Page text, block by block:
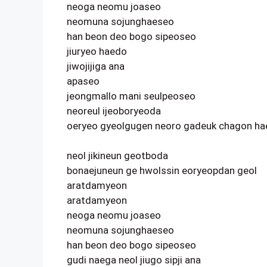
neoga neomu joaseo
neomuna sojunghaeseo
han beon deo bogo sipeoseo
jiuryeo haedo
jiwojijiga ana
apaseo
jeongmallo mani seulpeoseo
neoreul ijeoboryeoda
oeryeo gyeolgugen neoro gadeuk chagon
neol jikineun geotboda
bonaejuneun ge hwolssin eoryeopdan geol
aratdamyeon
aratdamyeon
neoga neomu joaseo
neomuna sojunghaeseo
han beon deo bogo sipeoseo
gudi naega neol jiugo sipji ana